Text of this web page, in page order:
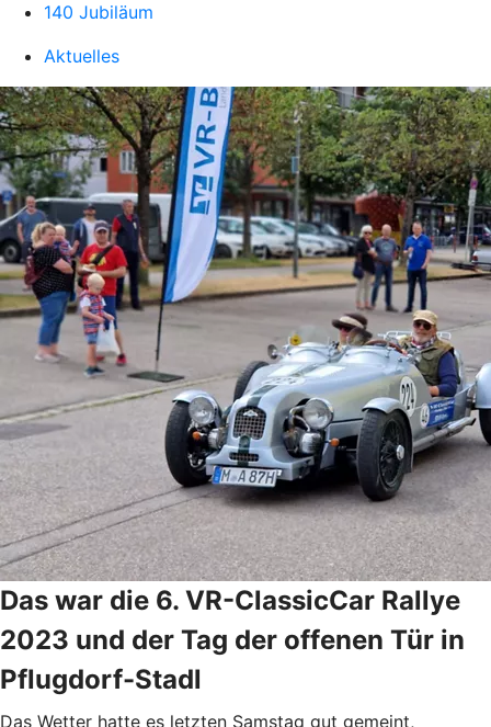
140 Jubiläum
Aktuelles
Das war die 6. VR-ClassicCar Rallye
2023 und der Tag der offenen Tür in
Pflugdorf-Stadl
Das Wetter hatte es letzten Samstag gut gemeint,